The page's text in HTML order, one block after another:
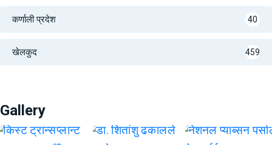
कर्णाली प्रदेश 40
खेलकुद 459
Gallery